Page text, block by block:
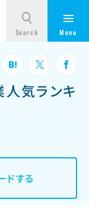
気ランキ
ドする